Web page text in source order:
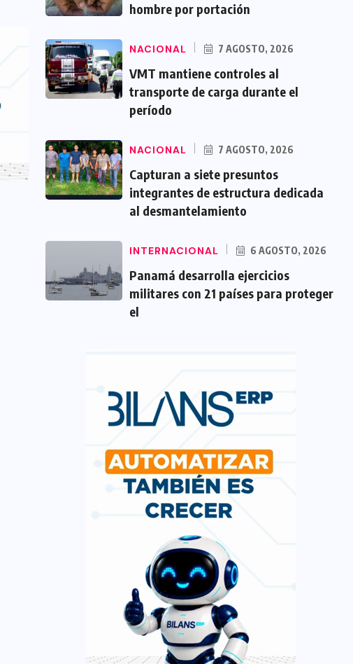
hombre por portación
NACIONAL 7 AGOSTO, 2026
VMT mantiene controles al
transporte de carga durante el
período
NACIONAL 7 AGOSTO, 2026
Capturan a siete presuntos
integrantes de estructura dedicada
al desmantelamiento
INTERNACIONAL 6 AGOSTO, 2026
Panamá desarrolla ejercicios
militares con 21 países para proteger
el